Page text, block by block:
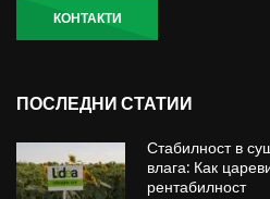
КОНТАКТИ
ПОСЛЕДНИ СТАТИИ
Стабилност в
влага: Как
рентабилност